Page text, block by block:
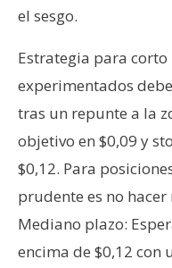
el sesgo.
Estrategia para
experimentados
tras un repunte a la
objetivo en $0,09 y
$0,12. Para
prudente es no hacer
Mediano plazo:
encima de $0,12 con